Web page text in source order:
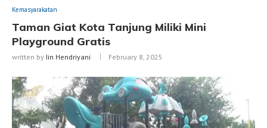
Kemasyarakatan
Taman Giat Kota Tanjung Miliki Mini
Playground Gratis
written by Iin Hendriyani February 8, 2025